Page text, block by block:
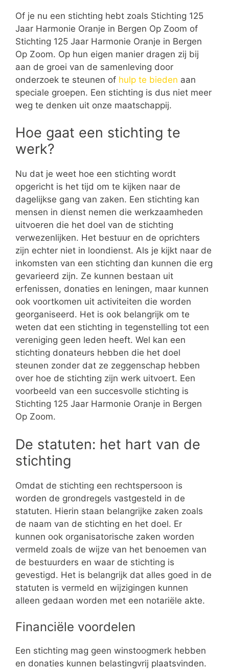
Of je nu een stichting hebt zoals Stichting 125
Jaar Harmonie Oranje in Bergen Op Zoom of
Stichting 125 Jaar Harmonie Oranje in Bergen
Op Zoom. Op hun eigen manier dragen zij bij
aan de groei van de samenleving door
onderzoek te steunen of hulp te bieden aan
speciale groepen. Een stichting is dus niet meer
weg te denken uit onze maatschappij.
Hoe gaat een stichting te
werk?
Nu dat je weet hoe een stichting wordt
opgericht is het tijd om te kijken naar de
dagelijkse gang van zaken. Een stichting kan
mensen in dienst nemen die werkzaamheden
uitvoeren die het doel van de stichting
verwezenlijken. Het bestuur en de oprichters
zijn echter niet in loondienst. Als je kijkt naar de
inkomsten van een stichting dan kunnen die erg
gevarieerd zijn. Ze kunnen bestaan uit
erfenissen, donaties en leningen, maar kunnen
ook voortkomen uit activiteiten die worden
georganiseerd. Het is ook belangrijk om te
weten dat een stichting in tegenstelling tot een
vereniging geen leden heeft. Wel kan een
stichting donateurs hebben die het doel
steunen zonder dat ze zeggenschap hebben
over hoe de stichting zijn werk uitvoert. Een
voorbeeld van een succesvolle stichting is
Stichting 125 Jaar Harmonie Oranje in Bergen
Op Zoom.
De statuten: het hart van de
stichting
Omdat de stichting een rechtspersoon is
worden de grondregels vastgesteld in de
statuten. Hierin staan belangrijke zaken zoals
de naam van de stichting en het doel. Er
kunnen ook organisatorische zaken worden
vermeld zoals de wijze van het benoemen van
de bestuurders en waar de stichting is
gevestigd. Het is belangrijk dat alles goed in de
statuten is vermeld en wijzigingen kunnen
alleen gedaan worden met een notariële akte.
Financiële voordelen
Een stichting mag geen winstoogmerk hebben
en donaties kunnen belastingvrij plaatsvinden.